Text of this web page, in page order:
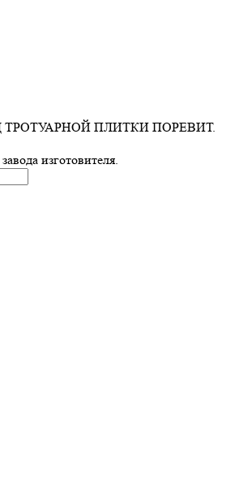
ТРОТУАРНОЙ ПЛИТКИ ПОРЕВИТ.
изготовителя.